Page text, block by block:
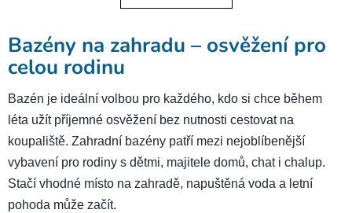
d
c
r
v
k
y
v
ý
n
Bazény na zahradu – osvěžení pro
celou rodinu
Bazén je ideální volbou pro každého, kdo si chce během
léta užít příjemné osvěžení bez nutnosti cestovat na
koupaliště. Zahradní bazény patří mezi nejoblíbenější
vybavení pro rodiny s dětmi, majitele domů, chat i chalup.
Stačí vhodné místo na zahradě, napuštěná voda a letní
pohoda může začít.